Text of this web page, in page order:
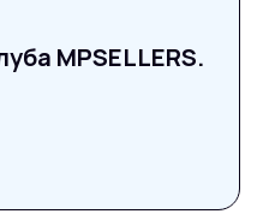
MPSELLERS.